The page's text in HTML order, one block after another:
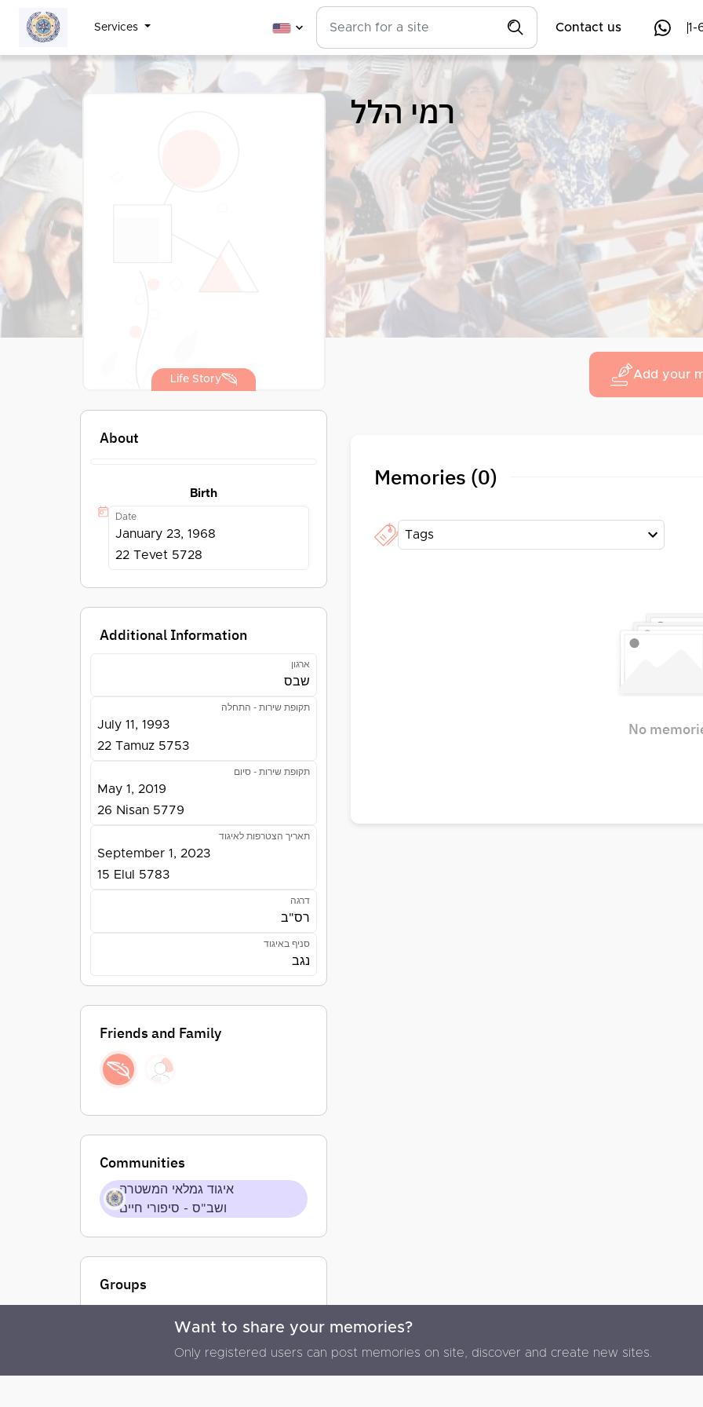
Services Contact us 1-
Life Story
About
Birth
Date
January 23, 1968
22 Tevet 5728
Additional Information
ארגון
שבס
תקופת שירות - התחלה
July 11, 1993
22 Tamuz 5753
תקופת שירות - סיום
May 1, 2019
26 Nisan 5779
תאריך הצטרפות לאיגוד
September 1, 2023
15 Elul 5783
דרגה
רס"ב
סניף באיגוד
נגב
Friends and Family
Communities
איגוד גמלאי המשטרה
ושב"ס - סיפורי חיים
Groups
רמי הלל
Add your
Memories (0)
Tags
No
Want to share your memories?
Only registered users can post memories on site, discover and create new sites.
© 2026 Memoriz Plus - All rights reserved